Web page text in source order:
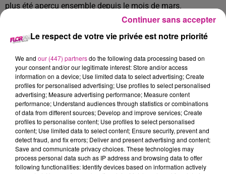
plus été aperçu ensemble depuis le mois de mars.
Mariah Carey et Brian Tanaka partageaient leur vie depuis
sept ans. Les représentants de la star ont décliné tout
TITRES DIFFUSÉS Voir plus
20h00
20h00
BFP LATINO
19h56
19h56
BON JOVI
19h53
19h53
JUST
Le respect de votre vie privée est notre priorité
We and our (447) partnersdo the following data processing based on
your consent and/or our legitimate interest: Store and/or access
information on a device; Use limited data to select advertising; Create
profiles for personalised advertising; Use profiles to select personalised
advertising; Measure advertising performance; Measure content
performance; Understand audiences through statistics or combinations
of data from different sources; Develop and improve services; Create
profiles to personalise content; Use profiles to select personalised
content; Use limited data to select content; Ensure security, prevent and
detect fraud, and fix errors; Deliver and present advertising and content;
Save and communicate privacy choices. These technologies may
process personal data such as IP address and browsing data to offer
following functionalities: Identify devices based on information actively
Continuer sans accepter